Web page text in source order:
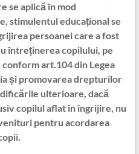
se aplică în mod
stimulentul educațional se
persoanei care a fost
întreținerea copilului, pe
art.104 din Legea
și promovarea drepturilor
ulterioare, dacă
copilul aflat în îngrijire, nu
pentru acordarea